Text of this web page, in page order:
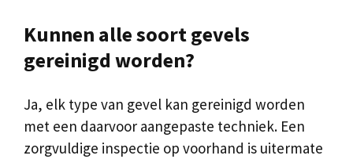
Kunnen alle soort gevels
gereinigd worden?
Ja, elk type van gevel kan gereinigd worden
met een daarvoor aangepaste techniek. Een
zorgvuldige inspectie op voorhand is uitermate